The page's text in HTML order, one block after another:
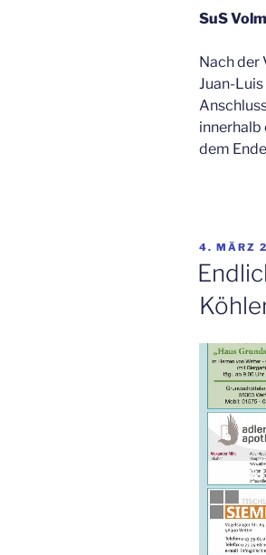
SuS
Nach der
Juan-
innerhalb
dem
AM
4. MÄRZ